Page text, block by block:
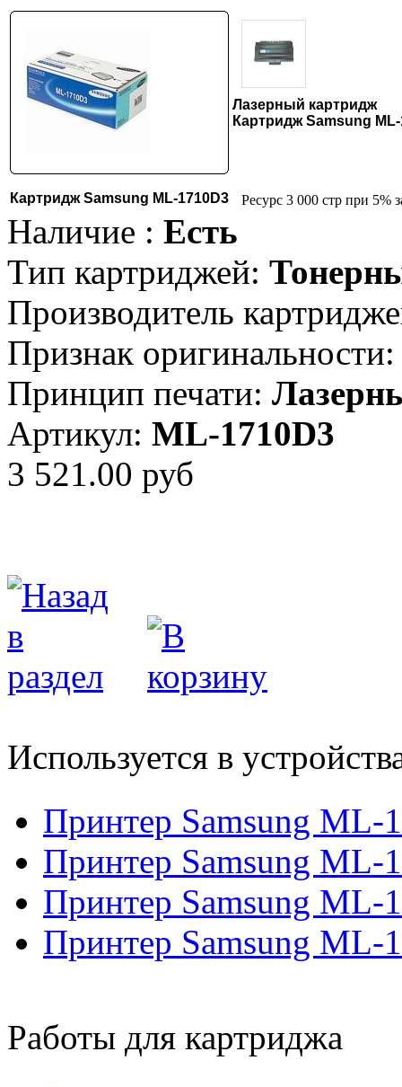
Картридж Samsung ML-1710D3
Лазерный картридж
Картридж Samsung
Ресурс 3 000 стр при 5%
Наличие : Есть
Тип картриджей:
Производитель
Признак оригинальности:
Принцип печати:
Артикул: ML-1710D3
3 521.00 руб
Используется в
Принтер Samsung ML-
Принтер Samsung ML-
Принтер Samsung ML-
Принтер Samsung ML-
Работы для картриджа